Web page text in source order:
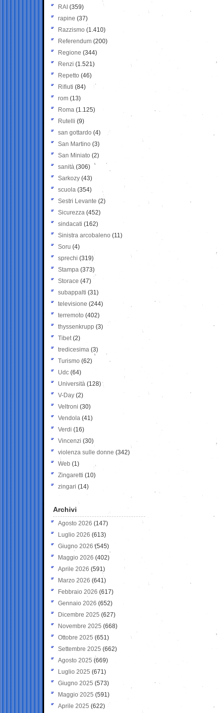
RAI (359)
rapine (37)
Razzismo (1.410)
Referendum (200)
Regione (344)
Renzi (1.521)
Repetto (46)
Rifiuti (84)
rom (13)
Roma (1.125)
Rutelli (9)
san gottardo (4)
San Martino (3)
San Miniato (2)
sanità (306)
Sarkozy (43)
scuola (354)
Sestri Levante (2)
Sicurezza (452)
sindacati (162)
Sinistra arcobaleno (11)
Soru (4)
sprechi (319)
Stampa (373)
Storace (47)
subappalti (31)
televisione(244)
terremoto (402)
thyssenkrupp (3)
Tibet(2)
tredicesima (3)
Turismo (62)
Udc (64)
Università (128)
V-Day (2)
Veltroni (30)
Vendola (41)
Verdi (16)
Vincenzi (30)
violenza sulle donne (342)
Web (1)
Zingaretti (10)
zingari (14)
Archivi
Agosto 2026 (147)
Luglio 2026 (613)
Giugno 2026 (545)
Maggio 2026 (402)
Aprile 2026 (591)
Marzo 2026 (641)
Febbraio 2026 (617)
Gennaio 2026 (652)
Dicembre 2025 (627)
Novembre 2025 (668)
Ottobre 2025 (651)
Settembre 2025 (662)
Agosto 2025 (669)
Luglio 2025 (671)
Giugno 2025 (573)
Maggio 2025 (591)
Aprile 2025 (622)